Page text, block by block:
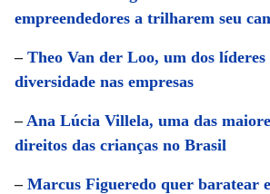
empreendedores a trilharem seu
– Theo Van der Loo, um dos líderes
diversidade nas empresas
–Ana Lúcia Villela, uma das
direitos das crianças no Brasil
– Marcus Figueredo quer baratear